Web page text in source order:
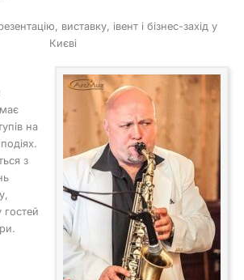
виставку, івент і бізнес-захід у
Києві
на
з